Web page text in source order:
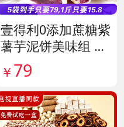
壹得利0添加蔗糖紫
薯芋泥饼美味组 货
号141287
￥ 79